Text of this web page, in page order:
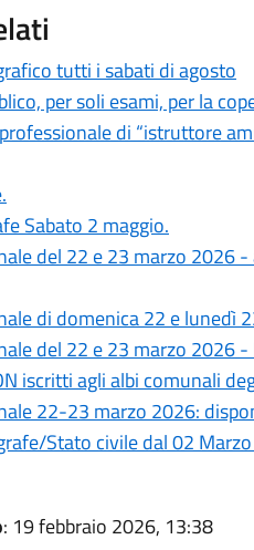
tutti i sabati di agosto
per soli esami, per la
di “istruttore
Sabato 2 maggio.
del 22 e 23 marzo 2026
di domenica 22 e lunedì
del 22 e 23 marzo 2026
iscritti agli albi comunali
22-23 marzo 2026:
Stato civile dal 02
: 19 febbraio 2026, 13:38